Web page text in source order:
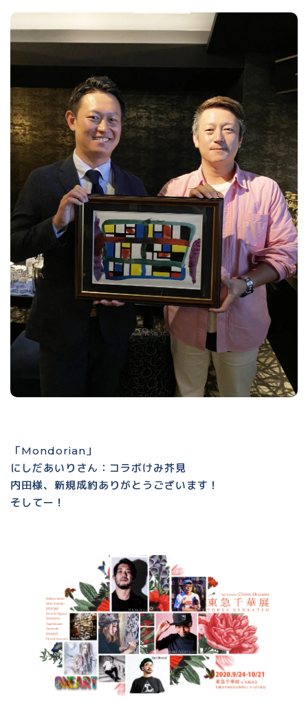
「Mondorian」
にしだあいりさん：コラボけみ芥見
内田様、新規成約ありがとうございます！
そしてー！